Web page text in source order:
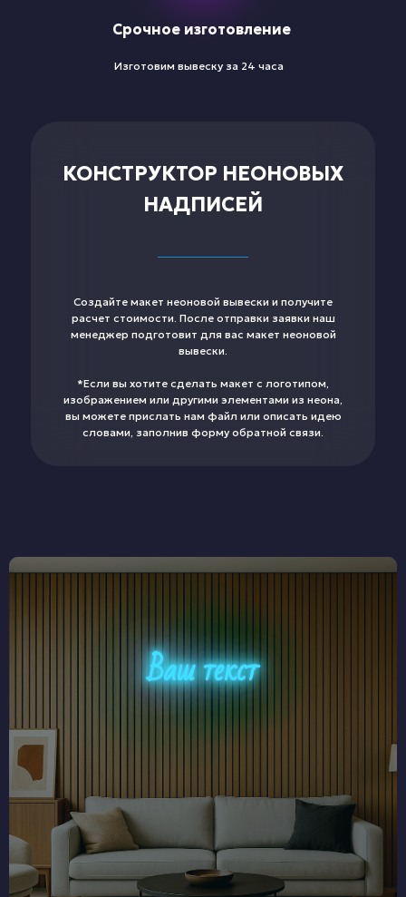
Изготовим вывеску за 24 часа
Срочное изготовление
КОНСТРУКТОР НЕОНОВЫХ
НАДПИСЕЙ
Создайте макет неоновой вывески и получите
расчет стоимости. После отправки заявки наш
менеджер подготовит для вас макет неоновой
вывески.
*Если вы хотите сделать макет с логотипом,
изображением или другими элементами из неона,
вы можете прислать нам файл или описать идею
словами, заполнив форму обратной связи.
Ваш текст